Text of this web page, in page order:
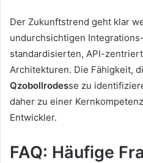
Der Zukunftstrend geht klar
undurchsichtigen
standardisierten, API-
Architekturen. Die Fähigkeit,
Qzobollrodesse zu
daher zu einer
Entwickler.
FAQ: Häufige